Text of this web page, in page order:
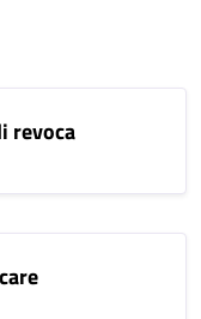
revoca